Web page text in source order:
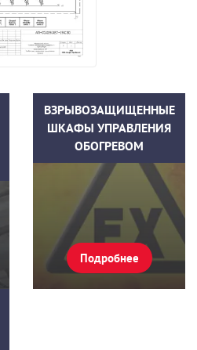
ВЗРЫВОЗАЩИЩЕННЫЕ
ШКАФЫ УПРАВЛЕНИЯ
ОБОГРЕВОМ
Подробнее